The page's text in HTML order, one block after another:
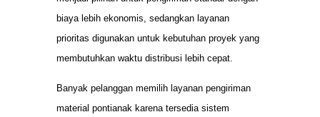
biaya lebih ekonomis, sedangkan layanan
prioritas digunakan untuk kebutuhan proyek yang
membutuhkan waktu distribusi lebih cepat.
Banyak pelanggan memilih layanan pengiriman
material pontianak karena tersedia sistem